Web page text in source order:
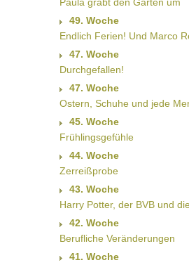
Paula gräbt den Garten um
49. Woche
Endlich Ferien! Und Marco
47. Woche
Durchgefallen!
47. Woche
Ostern, Schuhe und jede
45. Woche
Frühlingsgefühle
44. Woche
Zerreißprobe
43. Woche
Harry Potter, der BVB und
42. Woche
Berufliche Veränderungen
41. Woche